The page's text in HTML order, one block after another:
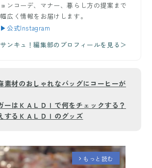
ョンコーデ、マナー、暮らし方の提案まで
幅広く情報をお届けします。
▶公式Instagram
サンキュ！編集部のプロフィールを見る＞
素材のおしゃれなバッグにコーヒーが
ーはＫＡＬＤＩで何をチェックする？
するＫＡＬＤＩのグッズ
arrow_forward_ios もっと読む